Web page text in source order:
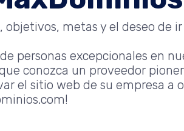
metas y el deseo de
personas excepcionales en
conozca un proveedor
el sitio web de su empresa a